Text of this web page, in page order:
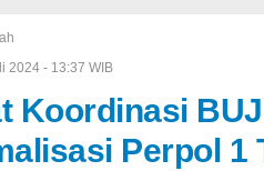
2024 - 13:37 WIB
Koordinasi
Perpol 1